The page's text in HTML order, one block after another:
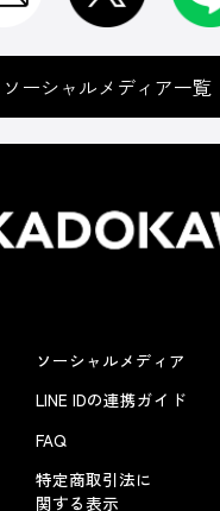
ソーシャルメディア一覧
ソーシャルメディア
LINE IDの連携ガイド
FAQ
特定商取引法に
関する表示